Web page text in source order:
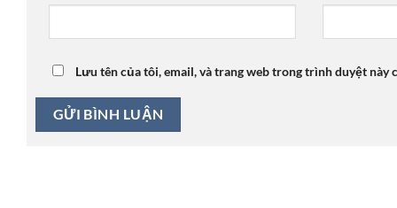
Lưu tên của tôi, email, và trang web trong trình duyệt